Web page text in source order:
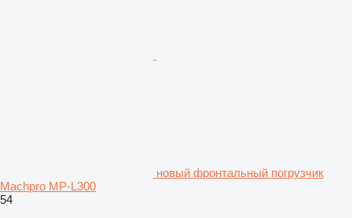
новый фронтальный погрузчик
Machpro MP-L300
54